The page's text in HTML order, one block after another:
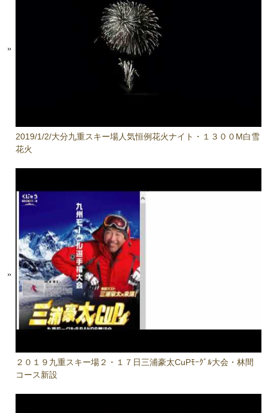
2019/1/2/大分九重スキー場人気恒例花火ナイト・１３００M白雪
花火
２０１９九重スキー場２・１７日三浦豪太CuPﾓｰｸﾞﾙ大会・林間
コース新設